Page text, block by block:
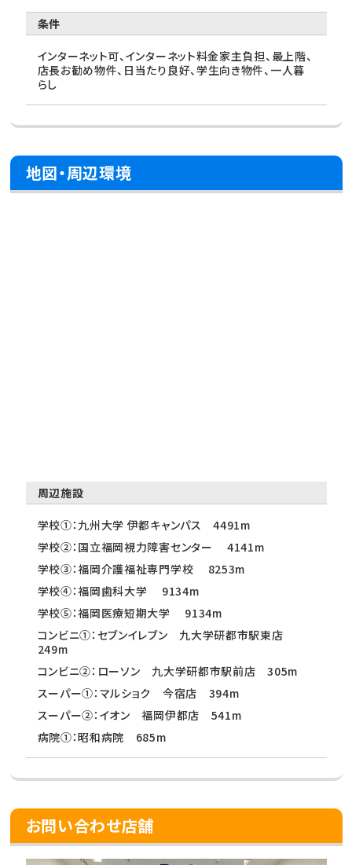
条件
インターネット可、インターネット料金家主負担、最上階、
店長お勧め物件、日当たり良好、学生向き物件、一人暮
らし
地図・周辺環境
周辺施設
学校①：九州大学 伊都キャンパス 4491m
学校②：国立福岡視力障害センター 4141m
学校③：福岡介護福祉専門学校 8253m
学校④：福岡歯科大学 9134m
学校⑤：福岡医療短期大学 9134m
コンビニ①：セブンイレブン 九大学研都市駅東店
249m
コンビニ②：ローソン 九大学研都市駅前店 305m
スーパー①：マルショク 今宿店 394m
スーパー②：イオン 福岡伊都店 541m
病院①：昭和病院 685m
お問い合わせ店舗